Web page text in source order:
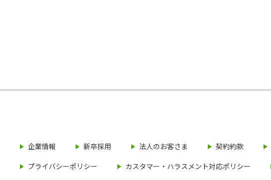
企業情報 新卒採用 法人のお客さま 契約約款
プライバシーポリシー カスタマー・ハラスメント対応ポリシー